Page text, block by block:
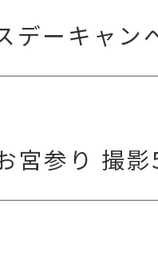
デーキャン
宮参り 撮